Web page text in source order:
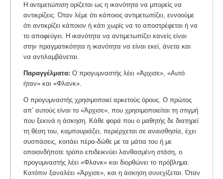
Η αντιμετώπιση ορίζεται ως η ικανότητα να μπορείς να
αντικρίζεις. Όταν λέμε ότι κάποιος αντιμετωπίζει, εννοούμε
ότι αντικρίζει κάποιον ή κάτι χωρίς να το αποστρέφεται ή να
το αποφεύγει. Η ικανότητα να αντιμετωπίζει κανείς είναι
στην πραγματικότητα η ικανότητα να είναι εκεί, άνετα και
να αντιλαμβάνεται.
Παραγγέλματα: Ο προγυμναστής λέει «Άρχισε», «Αυτό
ήταν» και «Φλανκ».
Ο προγυμναστής χρησιμοποιεί αρκετούς όρους. Ο πρώτος
απ’ αυτούς είναι το «Άρχισε», που χρησιμοποιείται τη στιγμή
που ξεκινά η άσκηση. Κάθε φορά που ο μαθητής δε διατηρεί
τη θέση του, καμπουριάζει, περιέρχεται σε αναισθησία, έχει
συσπάσεις, κοιτάει πέρα-δώθε με τα μάτια του ή με
οποιονδήποτε τρόπο επιδεικνύει λανθασμένη στάση, ο
προγυμναστής λέει «Φλανκ» και διορθώνει το πρόβλημα.
Κατόπιν ξαναλέει «Άρχισε», και η άσκηση συνεχίζεται. Όταν